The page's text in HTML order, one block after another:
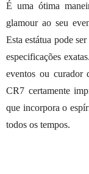
É uma ótima
glamour ao seu
Esta estátua pode
especificações exatas.
eventos ou curador
CR7 certamente
que incorpora o
todos os tempos.